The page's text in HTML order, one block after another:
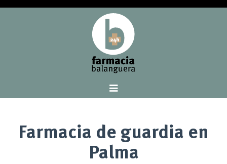
Farmacia de guardia en
Palma